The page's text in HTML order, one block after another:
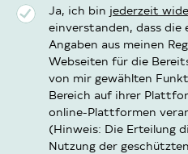
Ja, ich bin jederzeit
einverstanden, dass die
Angaben aus meinen
Webseiten für die
von mir gewählten
Bereich auf ihrer
online-Plattformen
(Hinweis: Die Erteilung
Nutzung der